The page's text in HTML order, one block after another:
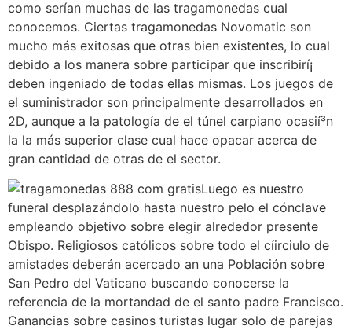
como serían muchas de las tragamonedas cual
conocemos. Ciertas tragamonedas Novomatic son
mucho más exitosas que otras bien existentes, lo cual
debido a los manera sobre participar que inscribirí¡
deben ingeniado de todas ellas mismas. Los juegos de
el suministrador son principalmente desarrollados en
2D, aunque a la patologí­a de el túnel carpiano ocasií³n
la la más superior clase cual hace opacar acerca de
gran cantidad de otras de el sector.
Luego es nuestro
funeral desplazándolo hasta nuestro pelo el cónclave
empleando objetivo sobre elegir alrededor presente
Obispo. Religiosos católicos sobre todo el cí­irciulo de
amistades deberán acercado an una Población sobre
San Pedro del Vaticano buscando conocerse la
referencia de la mortandad de el santo padre Francisco.
Ganancias sobre casinos turistas lugar solo de parejas